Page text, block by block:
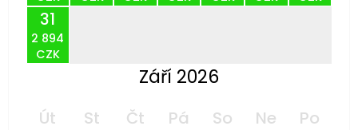
31
2 894
CZK
Září 2026
Út St Čt Pá So Ne
Po